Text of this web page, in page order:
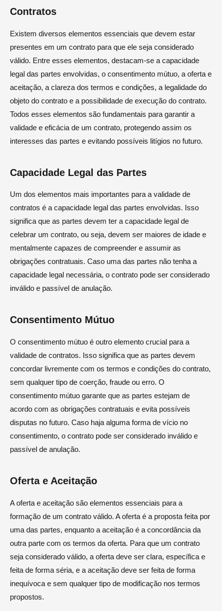
Contratos
Existem diversos elementos essenciais que devem estar
presentes em um contrato para que ele seja considerado
válido. Entre esses elementos, destacam-se a capacidade
legal das partes envolvidas, o consentimento mútuo, a oferta e
aceitação, a clareza dos termos e condições, a legalidade do
objeto do contrato e a possibilidade de execução do contrato.
Todos esses elementos são fundamentais para garantir a
validade e eficácia de um contrato, protegendo assim os
interesses das partes e evitando possíveis litígios no futuro.
Capacidade Legal das Partes
Um dos elementos mais importantes para a validade de
contratos é a capacidade legal das partes envolvidas. Isso
significa que as partes devem ter a capacidade legal de
celebrar um contrato, ou seja, devem ser maiores de idade e
mentalmente capazes de compreender e assumir as
obrigações contratuais. Caso uma das partes não tenha a
capacidade legal necessária, o contrato pode ser considerado
inválido e passível de anulação.
Consentimento Mútuo
O consentimento mútuo é outro elemento crucial para a
validade de contratos. Isso significa que as partes devem
concordar livremente com os termos e condições do contrato,
sem qualquer tipo de coerção, fraude ou erro. O
consentimento mútuo garante que as partes estejam de
acordo com as obrigações contratuais e evita possíveis
disputas no futuro. Caso haja alguma forma de vício no
consentimento, o contrato pode ser considerado inválido e
passível de anulação.
Oferta e Aceitação
A oferta e aceitação são elementos essenciais para a
formação de um contrato válido. A oferta é a proposta feita por
uma das partes, enquanto a aceitação é a concordância da
outra parte com os termos da oferta. Para que um contrato
seja considerado válido, a oferta deve ser clara, específica e
feita de forma séria, e a aceitação deve ser feita de forma
inequívoca e sem qualquer tipo de modificação nos termos
propostos.